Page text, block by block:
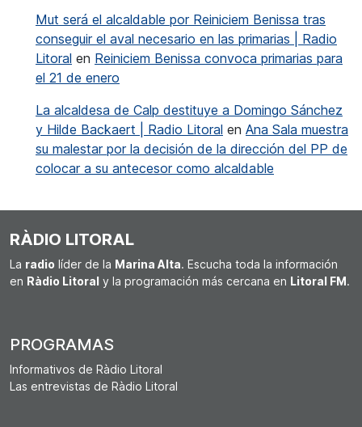
Mut será el alcaldable por Reiniciem Benissa tras
conseguir el aval necesario en las primarias | Radio
Litoral en Reiniciem Benissa convoca primarias para
el 21 de enero
La alcaldesa de Calp destituye a Domingo Sánchez
y Hilde Backaert | Radio Litoral en Ana Sala muestra
su malestar por la decisión de la dirección del PP de
colocar a su antecesor como alcaldable
RÀDIO LITORAL
La radio líder de la Marina Alta. Escucha toda la información
en Ràdio Litoral y la programación más cercana en Litoral FM.
PROGRAMAS
Informativos de Ràdio Litoral
Las entrevistas de Ràdio Litoral